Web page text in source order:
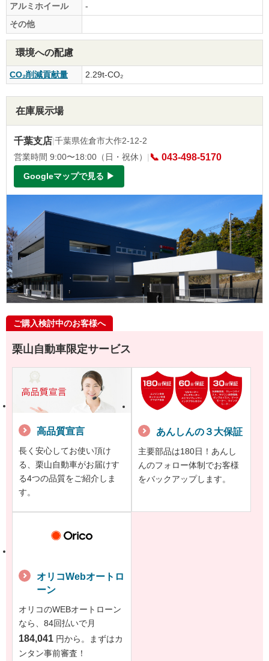
アルミホイール
-
その他
環境への配慮
CO₂削減貢献量 2.29t-CO₂
在庫展示場
千葉支店|千葉県佐倉市大作2-12-2
営業時間 9:00〜18:00（日・祝休） | 📞 043-498-5170
Googleマップで見る ▶
ご購入検討中のお客様へ
栗山自動車限定サービス
高品質宣言
長く安心してお使い頂け
る、栗山自動車がお届けす
る4つの品質をご紹介しま
す。
あんしんの３大保証
主要部品は180日！あんし
んのフォロー体制でお客様
をバックアップします。
オリコWebオートロ
ーン
オリコのWEBオートローン
なら、84回払いで月
184,041 円から。まずはカ
ンタン事前審査！